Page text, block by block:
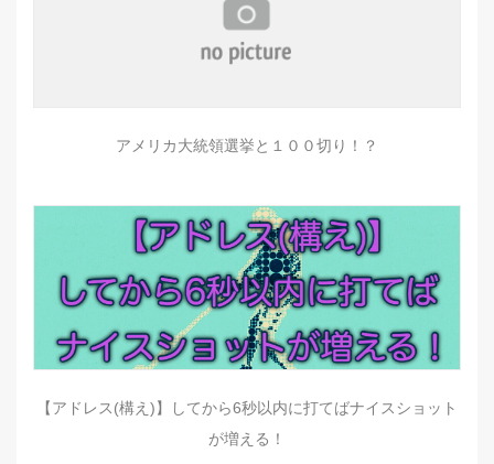
アメリカ大統領選挙と１００切り！？
【アドレス(構え)】してから6秒以内に打てばナイスショット
が増える！